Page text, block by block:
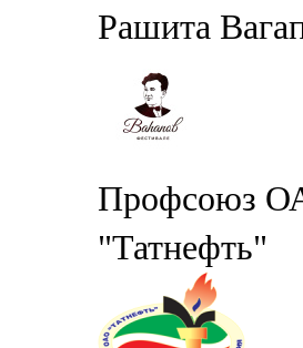
Рашита
Профсоюз
"Татнефть"